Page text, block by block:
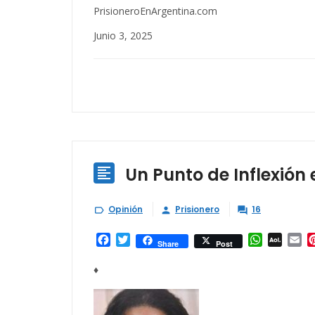
PrisioneroEnArgentina.com
Junio 3, 2025
 Un Punto de Inflexión
 Opinión  Prisionero  16
Facebook
TwitterShare Post
AOL
♦